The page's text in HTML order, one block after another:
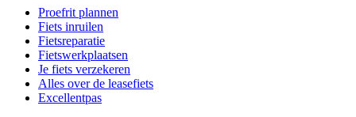
Proefrit plannen
Fiets inruilen
Fietsreparatie
Fietswerkplaatsen
Je fiets verzekeren
Alles over de leasefiets
Excellentpas